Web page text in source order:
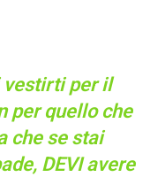
vestirti per il
per quello che
che se stai
DEVI avere